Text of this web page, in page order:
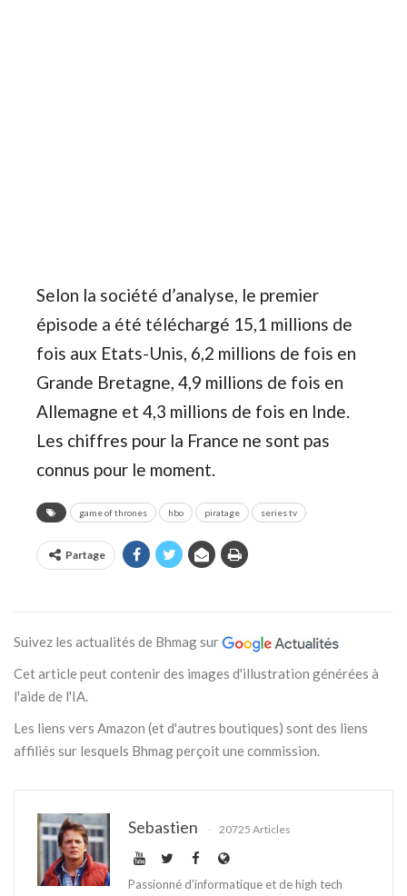
Selon la société d’analyse, le premier
épisode a été téléchargé 15,1 millions de
fois aux Etats-Unis, 6,2 millions de fois en
Grande Bretagne, 4,9 millions de fois en
Allemagne et 4,3 millions de fois en Inde.
Les chiffres pour la France ne sont pas
connus pour le moment.
game of thrones hbo piratage series tv
Partage
Suivez les actualités de Bhmag sur
Cet article peut contenir des images d'illustration générées à
l'aide de l'IA.
Les liens vers Amazon (et d'autres boutiques) sont des liens
affiliés sur lesquels Bhmag perçoit une commission.
Sebastien 20725 Articles
Passionné d'informatique et de high tech